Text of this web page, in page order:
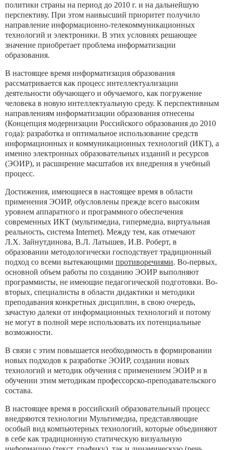
политики страны на период до 2010 г. и на дальнейшую
перспективу. При этом наивысший приоритет получило
направление информационно-телекоммуникационных
технологий и электроники. В этих условиях решающее
значение приобретает проблема информатизации
образования.
В настоящее время информатизация образования
рассматривается как процесс интеллектуализации
деятельности обучающего и обучаемого, как погружение
человека в новую интеллектуальную среду. К перспективным
направлениям информатизации образования отнесены
(Концепция модернизации Российского образования до 2010
года): разработка и оптимальное использование средств
информационных и коммуникационных технологий (ИКТ), а
именно электронных образовательных изданий и ресурсов
(ЭОИР), и расширение масштабов их внедрения в учебный
процесс.
Достижения, имеющиеся в настоящее время в области
применения ЭОИР, обусловлены прежде всего высоким
уровнем аппаратного и программного обеспечения
современных ИКТ (мультимедиа, гипермедиа, виртуальная
реальность, система Internet). Между тем, как отмечают
Л.Х. Зайнутдинова, В.Л. Латышев, И.В. Роберт, в
образовании методологически господствует традиционный
подход со всеми вытекающими противоречиями. Во-первых,
основной объем работы по созданию ЭОИР выполняют
программисты, не имеющие педагогической подготовки. Во-
вторых, специалисты в области дидактики и методики
преподавания конкретных дисциплин, в свою очередь,
зачастую далеки от информационных технологий и потому
не могут в полной мере использовать их потенциальные
возможности.
В связи с этим повышается необходимость в формировании
новых подходов к разработке ЭОИР, создании новых
технологий и методик обучения с применением ЭОИР и в
обучении этим методикам профессорско-преподавательского
состава.
В настоящее время в российский образовательный процесс
внедряются технологии Мультимедиа, представляющие
особый вид компьютерных технологий, которые объединяют
в себе как традиционную статическую визуальную